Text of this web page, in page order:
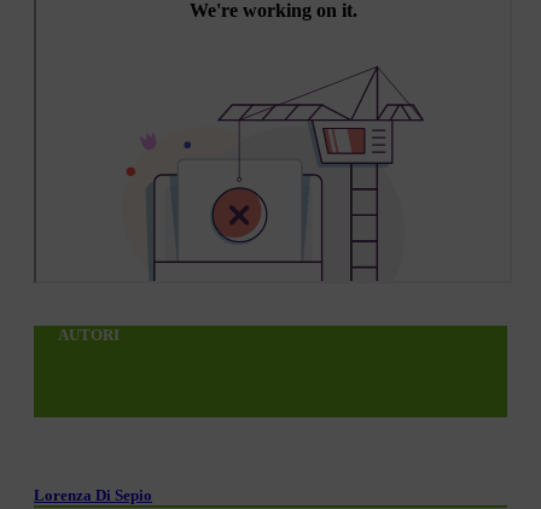
AUTORI
Lorenza Di Sepio